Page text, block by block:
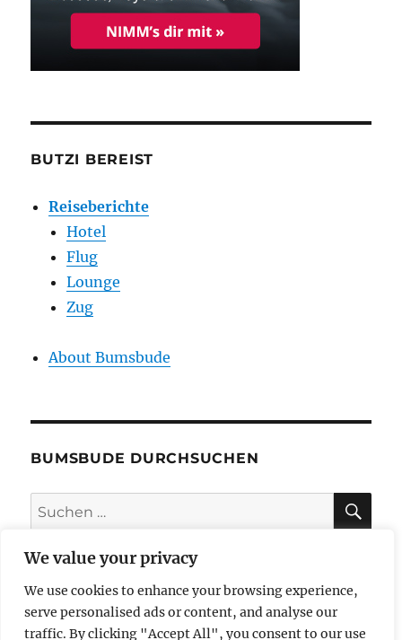
We value your privacy
We use cookies to enhance your browsing experience,
serve personalised ads or content, and analyse our
traffic. By clicking "Accept All", you consent to our use
BUTZI BEREIST
Reiseberichte
Hotel
Flug
Lounge
Zug
About Bumsbude
BUMSBUDE DURCHSUCHEN
Suche
nach:
impressum